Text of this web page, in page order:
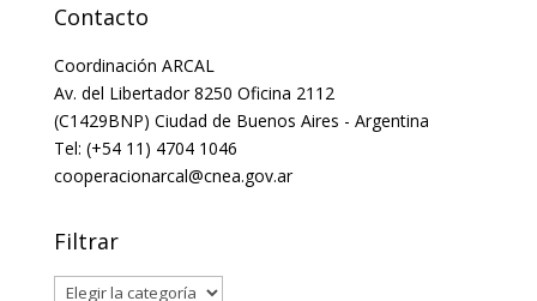
Contacto
Coordinación ARCAL
Av. del Libertador 8250 Oficina 2112
(C1429BNP) Ciudad de Buenos Aires - Argentina
Tel: (+54 11) 4704 1046
cooperacionarcal@cnea.gov.ar
Filtrar
Filtrar